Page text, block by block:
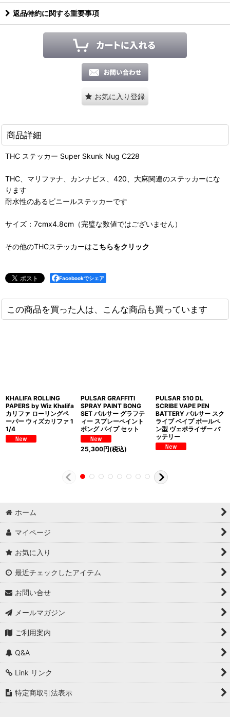
返品特約に関する重要事項
お気に入り登録
商品詳細
THC ステッカー Super Skunk Nug C228
THC、マリファナ、カンナビス、420、大麻関連のステッカーにな
ります
耐水性のあるビニールステッカーです
サイズ：7cmx4.8cm（完璧な数値ではございません）
その他のTHCステッカーはこちらをクリック
Facebookでシェア
この商品を買った人は、こんな商品も買っています
KHALIFA ROLLING
PAPERS by Wiz Khalifa
カリファ ローリングペ
ーパー ウィズカリファ 1
1/4
PULSAR GRAFFITI
SPRAY PAINT BONG
SET パルサー グラフテ
ィー スプレーペイント
ボング パイプ セット
25,300円(税込)
PULSAR 510 DL
SCRIBE VAPE PEN
BATTERY パルサー スク
ライブ ベイプ ボールペ
ン型 ヴェポライザー バ
ッテリー
ホーム
マイページ
お気に入り
最近チェックしたアイテム
お問い合せ
メールマガジン
ご利用案内
Q&A
Link リンク
特定商取引法表示